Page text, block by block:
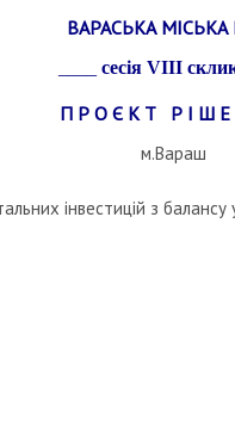
ВАРАСЬКА МІСЬКА
сесія VIII
П Р О Є К Т Р І Ш Е
м.Вараш
інвестицій з